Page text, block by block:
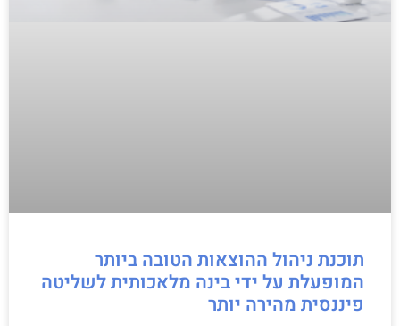
תוכנת ניהול ההוצאות הטובה ביותר
המופעלת על ידי בינה מלאכותית לשליטה
פיננסית מהירה יותר